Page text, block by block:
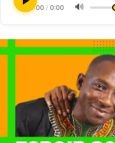
0:00 / 0:00 🔊